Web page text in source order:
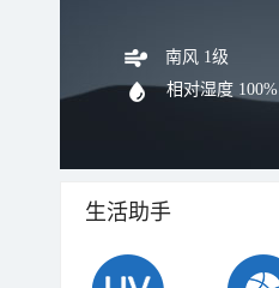
南风 1级
相对湿度 100%
生活助手